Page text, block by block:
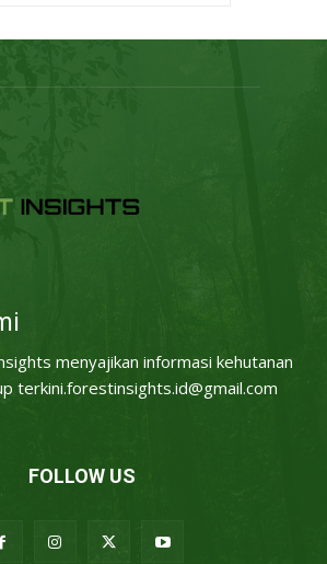
menyajikan informasi kehutanan
terkini.forestinsights.id@gmail.com
FOLLOW US